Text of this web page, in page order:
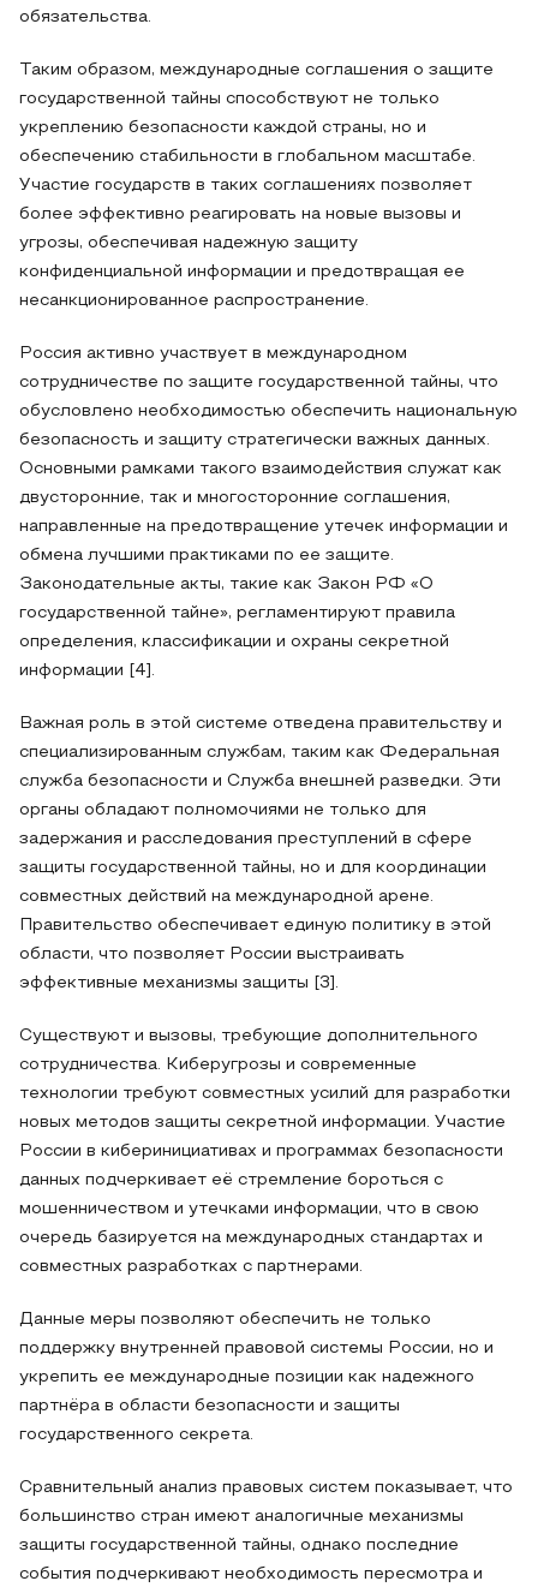
обязательства.
Таким образом, международные соглашения о защите
государственной тайны способствуют не только
укреплению безопасности каждой страны, но и
обеспечению стабильности в глобальном масштабе.
Участие государств в таких соглашениях позволяет
более эффективно реагировать на новые вызовы и
угрозы, обеспечивая надежную защиту
конфиденциальной информации и предотвращая ее
несанкционированное распространение.
Россия активно участвует в международном
сотрудничестве по защите государственной тайны, что
обусловлено необходимостью обеспечить национальную
безопасность и защиту стратегически важных данных.
Основными рамками такого взаимодействия служат как
двусторонние, так и многосторонние соглашения,
направленные на предотвращение утечек информации и
обмена лучшими практиками по ее защите.
Законодательные акты, такие как Закон РФ «О
государственной тайне», регламентируют правила
определения, классификации и охраны секретной
информации [4].
Важная роль в этой системе отведена правительству и
специализированным службам, таким как Федеральная
служба безопасности и Служба внешней разведки. Эти
органы обладают полномочиями не только для
задержания и расследования преступлений в сфере
защиты государственной тайны, но и для координации
совместных действий на международной арене.
Правительство обеспечивает единую политику в этой
области, что позволяет России выстраивать
эффективные механизмы защиты [3].
Существуют и вызовы, требующие дополнительного
сотрудничества. Киберугрозы и современные
технологии требуют совместных усилий для разработки
новых методов защиты секретной информации. Участие
России в киберинициативах и программах безопасности
данных подчеркивает её стремление бороться с
мошенничеством и утечками информации, что в свою
очередь базируется на международных стандартах и
совместных разработках с партнерами.
Данные меры позволяют обеспечить не только
поддержку внутренней правовой системы России, но и
укрепить ее международные позиции как надежного
партнёра в области безопасности и защиты
государственного секрета.
Сравнительный анализ правовых систем показывает, что
большинство стран имеют аналогичные механизмы
защиты государственной тайны, однако последние
события подчеркивают необходимость пересмотра и